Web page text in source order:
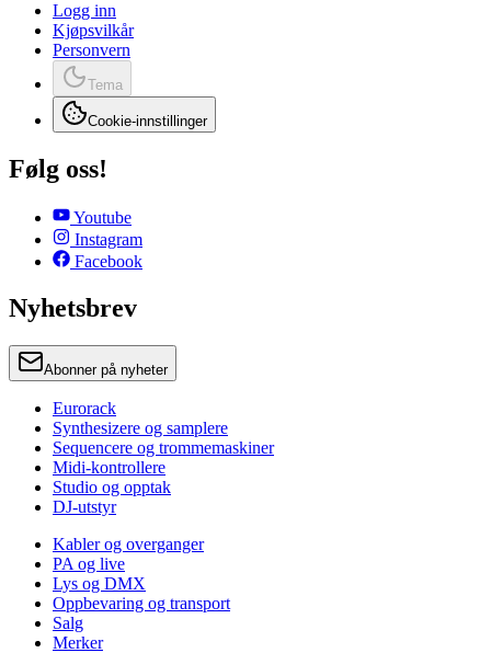
Logg inn
Kjøpsvilkår
Personvern
Tema
Cookie-innstillinger
Følg oss!
Youtube
Instagram
Facebook
Nyhetsbrev
Abonner på nyheter
Eurorack
Synthesizere og samplere
Sequencere og trommemaskiner
Midi-kontrollere
Studio og opptak
DJ-utstyr
Kabler og overganger
PA og live
Lys og DMX
Oppbevaring og transport
Salg
Merker